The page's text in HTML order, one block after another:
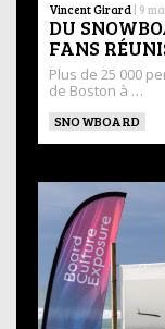
Vincent Girard | 9
DU
FANS
Plus de 25 000
de Boston à …
SNOWBOARD